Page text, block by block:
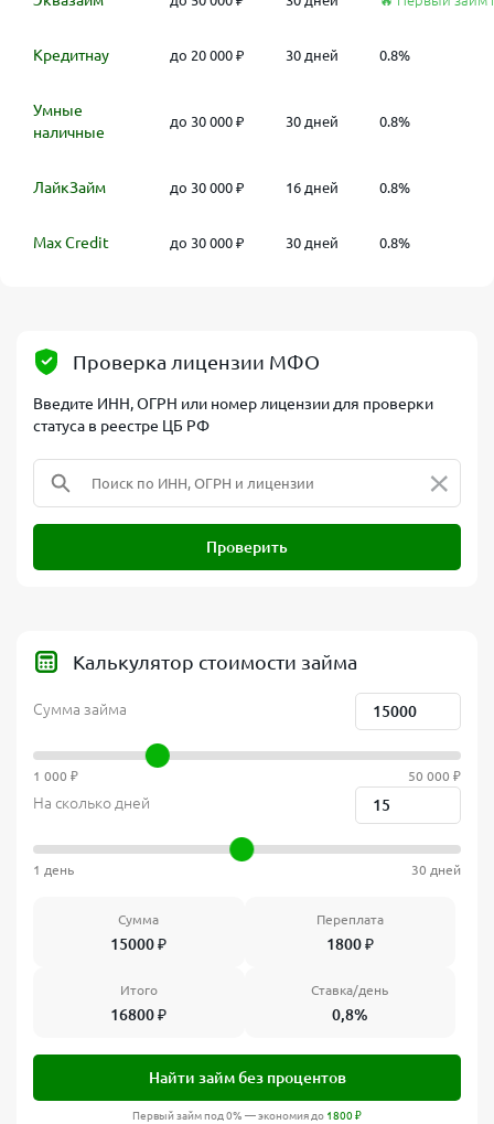
Кредитнау до 20 000 ₽ 30 дней 0.8%
Умные
наличные
до 30 000 ₽ 30 дней 0.8%
ЛайкЗайм до 30 000 ₽ 16 дней 0.8%
Max Credit до 30 000 ₽ 30 дней 0.8%
Проверка лицензии МФО
Введите ИНН, ОГРН или номер лицензии для проверки
статуса в реестре ЦБ РФ
Проверить
×
Калькулятор стоимости займа
Сумма займа
1 000 ₽ 50 000 ₽
На сколько дней
1 день 30 дней
Сумма
15000₽
Переплата
1800₽
Итого
16800₽
Ставка/день
0,8%
Найти займ без процентов
Первый займ под 0% — экономия до 1800₽